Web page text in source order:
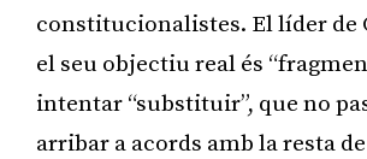
constitucionalistes. El líder de
el seu objectiu real és
intentar “substituir”, que no
arribar a acords amb la resta